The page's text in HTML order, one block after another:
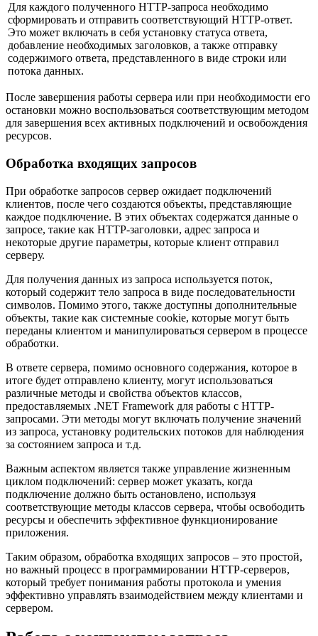
Для каждого полученного HTTP-запроса необходимо
сформировать и отправить соответствующий HTTP-ответ.
Это может включать в себя установку статуса ответа,
добавление необходимых заголовков, а также отправку
содержимого ответа, представленного в виде строки или
потока данных.
После завершения работы сервера или при необходимости его
остановки можно воспользоваться соответствующим методом
для завершения всех активных подключений и освобождения
ресурсов.
Обработка входящих запросов
При обработке запросов сервер ожидает подключений
клиентов, после чего создаются объекты, представляющие
каждое подключение. В этих объектах содержатся данные о
запросе, такие как HTTP-заголовки, адрес запроса и
некоторые другие параметры, которые клиент отправил
серверу.
Для получения данных из запроса используется поток,
который содержит тело запроса в виде последовательности
символов. Помимо этого, также доступны дополнительные
объекты, такие как системные cookie, которые могут быть
переданы клиентом и манипулироваться сервером в процессе
обработки.
В ответе сервера, помимо основного содержания, которое в
итоге будет отправлено клиенту, могут использоваться
различные методы и свойства объектов классов,
предоставляемых .NET Framework для работы с HTTP-
запросами. Эти методы могут включать получение значений
из запроса, установку родительских потоков для наблюдения
за состоянием запроса и т.д.
Важным аспектом является также управление жизненным
циклом подключений: сервер может указать, когда
подключение должно быть остановлено, используя
соответствующие методы классов сервера, чтобы освободить
ресурсы и обеспечить эффективное функционирование
приложения.
Таким образом, обработка входящих запросов – это простой,
но важный процесс в программировании HTTP-серверов,
который требует понимания работы протокола и умения
эффективно управлять взаимодействием между клиентами и
сервером.